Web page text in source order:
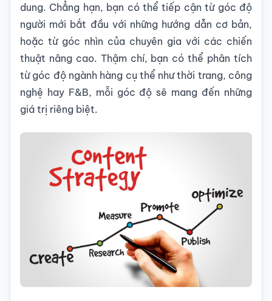
dung. Chẳng hạn, bạn có thể tiếp cận từ góc độ
người mới bắt đầu với những hướng dẫn cơ bản,
hoặc từ góc nhìn của chuyên gia với các chiến
thuật nâng cao. Thậm chí, bạn có thể phân tích
từ góc độ ngành hàng cụ thể như thời trang, công
nghệ hay F&B, mỗi góc độ sẽ mang đến những
giá trị riêng biệt.